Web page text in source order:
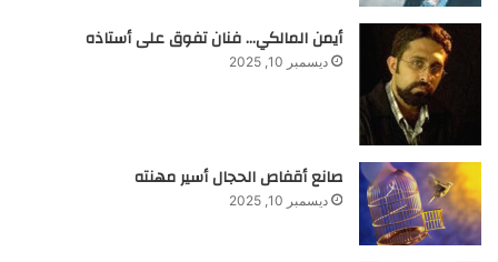
أيمن المالكي… فنان تفوق على أستاذه
ديسمبر 10, 2025
صانع أقفاص الحجال أسير مهنته
ديسمبر 10, 2025